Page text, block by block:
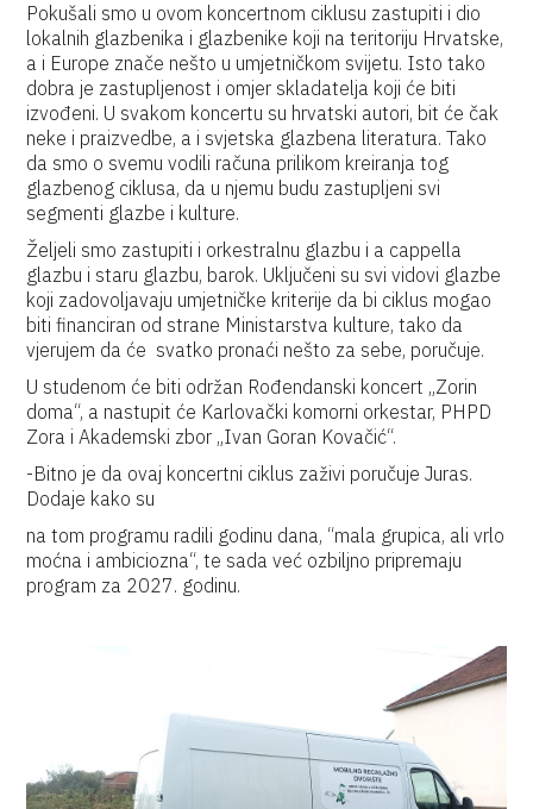
Pokušali smo u ovom koncertnom ciklusu zastupiti i dio
lokalnih glazbenika i glazbenike koji na teritoriju Hrvatske,
a i Europe znače nešto u umjetničkom svijetu. Isto tako
dobra je zastupljenost i omjer skladatelja koji će biti
izvođeni. U svakom koncertu su hrvatski autori, bit će čak
neke i praizvedbe, a i svjetska glazbena literatura. Tako
da smo o svemu vodili računa prilikom kreiranja tog
glazbenog ciklusa, da u njemu budu zastupljeni svi
segmenti glazbe i kulture.
Željeli smo zastupiti i orkestralnu glazbu i a cappella
glazbu i staru glazbu, barok. Uključeni su svi vidovi glazbe
koji zadovoljavaju umjetničke kriterije da bi ciklus mogao
biti financiran od strane Ministarstva kulture, tako da
vjerujem da će svatko pronaći nešto za sebe, poručuje.
U studenom će biti održan Rođendanski koncert „Zorin
doma“, a nastupit će Karlovački komorni orkestar, PHPD
Zora i Akademski zbor „Ivan Goran Kovačić“.
-Bitno je da ovaj koncertni ciklus zaživi poručuje Juras.
Dodaje kako su
na tom programu radili godinu dana, “mala grupica, ali vrlo
moćna i ambiciozna“, te sada već ozbiljno pripremaju
program za 2027. godinu.